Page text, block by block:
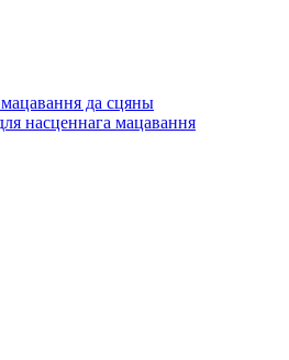
да сцяны
насценнага мацавання